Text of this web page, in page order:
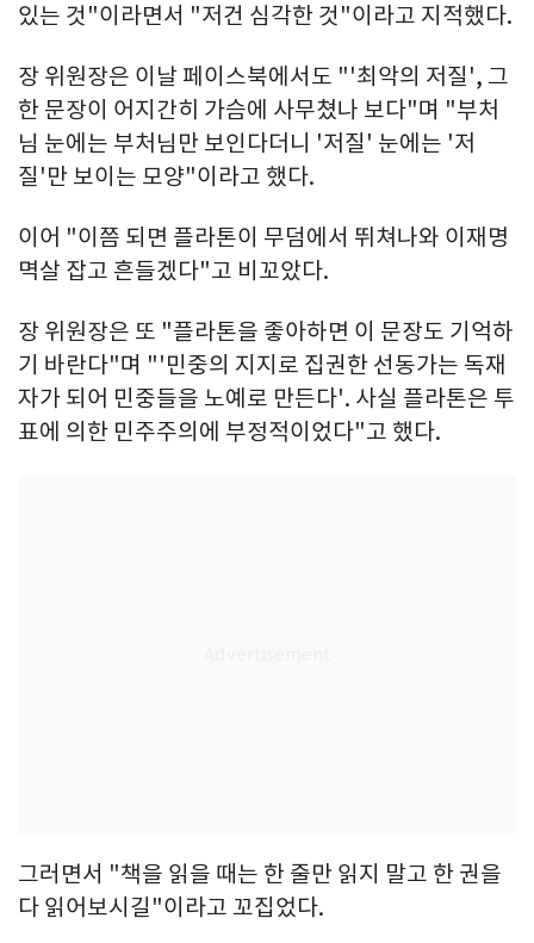
있는 것"이라면서 "저건 심각한 것"이라고 지적했다.
장 위원장은 이날 페이스북에서도 "'최악의 저질', 그
한 문장이 어지간히 가슴에 사무쳤나 보다"며 "부처
님 눈에는 부처님만 보인다더니 '저질' 눈에는 '저
질'만 보이는 모양"이라고 했다.
이어 "이쯤 되면 플라톤이 무덤에서 뛰쳐나와 이재명
멱살 잡고 흔들겠다"고 비꼬았다.
장 위원장은 또 "플라톤을 좋아하면 이 문장도 기억하
기 바란다"며 "'민중의 지지로 집권한 선동가는 독재
자가 되어 민중들을 노예로 만든다'. 사실 플라톤은 투
표에 의한 민주주의에 부정적이었다"고 했다.
그러면서 "책을 읽을 때는 한 줄만 읽지 말고 한 권을
다 읽어보시길"이라고 꼬집었다.